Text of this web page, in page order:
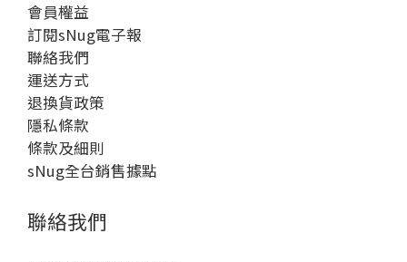
會員權益
訂閱sNug電子報
聯絡我們
運送方式
退換貨政策
隱私條款
條款及細則
sNug全台銷售據點
聯絡我們